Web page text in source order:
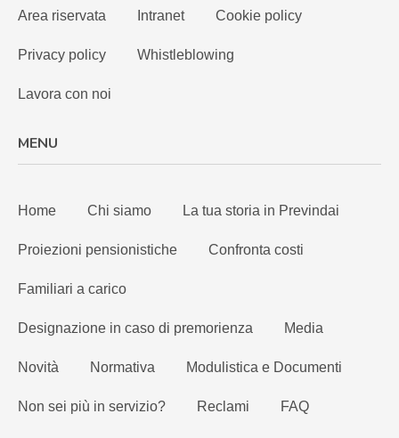
Area riservata Intranet Cookie policy
Privacy policy Whistleblowing
Lavora con noi
MENU
Home Chi siamo La tua storia in Previndai
Proiezioni pensionistiche Confronta costi
Familiari a carico
Designazione in caso di premorienza Media
Novità Normativa Modulistica e Documenti
Non sei più in servizio? Reclami FAQ